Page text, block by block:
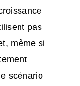
pas
même si
scénario